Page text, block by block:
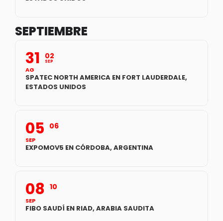
SEPTIEMBRE
31
AG
02
SEP
SPATEC NORTH AMERICA EN FORT LAUDERDALE,
ESTADOS UNIDOS
05
SEP
06
EXPOMOV5 EN CÓRDOBA, ARGENTINA
08
SEP
10
FIBO SAUDÍ EN RIAD, ARABIA SAUDITA